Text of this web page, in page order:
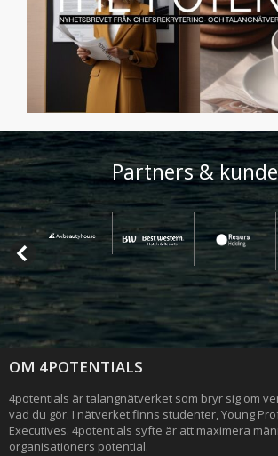
Partners &
OM 4POTENTIALS
4potentials är talangnätverket som bryr sig om
vad du gör. I nätverket finns studenter, Young
Executives. 4potentials syfte är att maximera
organisationers potential.